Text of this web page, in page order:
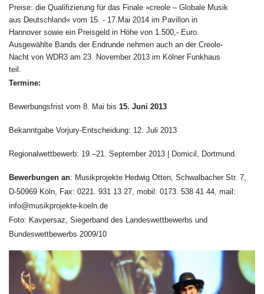
Preise: die Qualifizierung für das Finale »creole – Globale Musik
aus Deutschland« vom 15. - 17.Mai 2014 im Pavillon in
Hannover sowie ein Preisgeld in Höhe von 1.500,- Euro.
Ausgewählte Bands der Endrunde nehmen auch an der Creole-
Nacht von WDR3 am 23. November 2013 im Kölner Funkhaus
teil.
Termine:
Bewerbungsfrist vom 8. Mai bis 15. Juni 2013
Bekanntgabe Vorjury-Entscheidung: 12. Juli 2013
Regionalwettbewerb: 19.–21. September 2013 | Domicil, Dortmund.
Bewerbungen an: Musikprojekte Hedwig Otten, Schwalbacher Str. 7,
D-50969 Köln, Fax: 0221. 931 13 27, mobil: 0173. 538 41 44, mail:
info@musikprojekte-koeln.de
Foto: Kavpersaz, Siegerband des Landeswettbewerbs und
Bundeswettbewerbs 2009/10